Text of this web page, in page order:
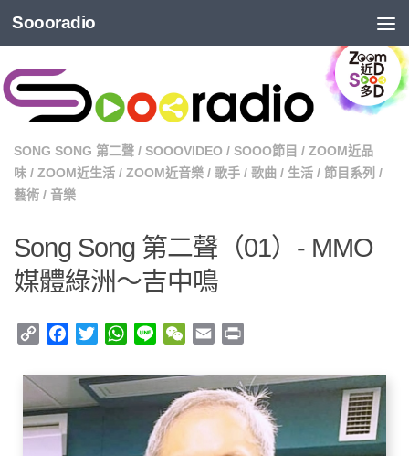
Soooradio
SONG SONG 第二聲 / SOOOVIDEO / SOOO節目 / ZOOM近品
味 / ZOOM近生活 / ZOOM近音樂 / 歌手 / 歌曲 / 生活 / 節目系列 /
藝術 / 音樂
Song Song 第二聲（01）- MMO
媒體綠洲～吉中鳴
Copy
Facebook
TwitterWhatsApp
Line WeChat
Email